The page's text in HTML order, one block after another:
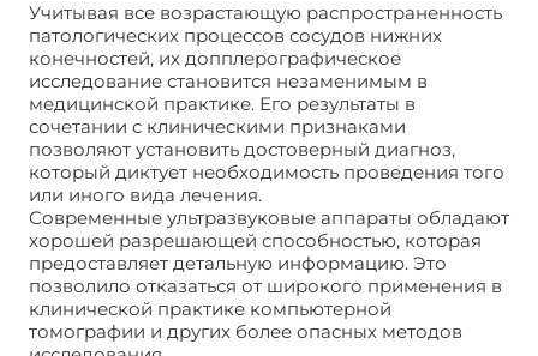
Учитывая все возрастающую распространенность
патологических процессов сосудов нижних
конечностей, их допплерографическое
исследование становится незаменимым в
медицинской практике. Его результаты в
сочетании с клиническими признаками
позволяют установить достоверный диагноз,
который диктует необходимость проведения того
или иного вида лечения.
Современные ультразвуковые аппараты обладают
хорошей разрешающей способностью, которая
предоставляет детальную информацию. Это
позволило отказаться от широкого применения в
клинической практике компьютерной
томографии и других более опасных методов